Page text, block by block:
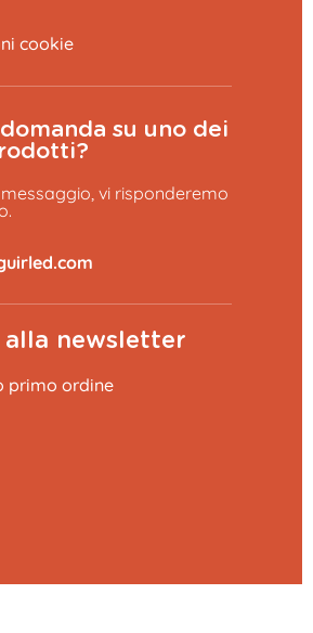
cookie
su uno dei
vi risponderemo
alla newsletter
primo ordine